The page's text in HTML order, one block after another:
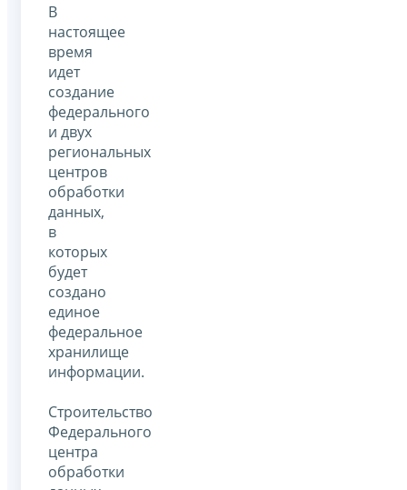
В
настоящее
время
идет
создание
федерального
и двух
региональных
центров
обработки
данных,
в
которых
будет
создано
единое
федеральное
хранилище
информации.
Строительство
Федерального
центра
обработки